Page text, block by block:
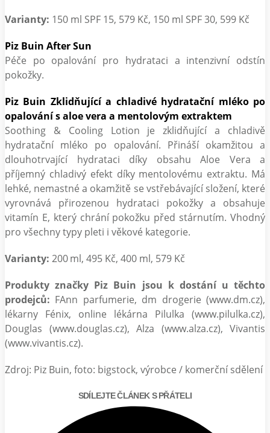
Varianty: 150 ml SPF 15, 579 Kč, 150 ml SPF 30, 599 Kč
Piz Buin After Sun
Péče po opalování pro hydrataci a intenzivní odstín
pokožky.
Piz Buin Zklidňující a chladivé hydratační mléko po
opalování s aloe vera a mentolovým extraktem
Soothing & Cooling Lotion je zklidňující a chladivě
hydratační mléko po opalování. Přináší okamžitou a
dlouhotrvající hydrataci díky obsahu Aloe Vera a
příjemný chladivý efekt díky mentolovému extraktu. Má
lehké, nemastné a okamžitě se vstřebávající složení, které
vyrovnává přirozenou hydrataci pokožky a obsahuje
vitamín E, který chrání pokožku před stárnutím. Vhodný
pro všechny typy pleti i věkové kategorie.
Varianty: 200 ml, 495 Kč, 400 ml, 579 Kč
Produkty značky Piz Buin jsou k dostání u těchto
prodejců: FAnn parfumerie, dm drogerie (www.dm.cz),
lékarny Fénix, online lékárna Pilulka (www.pilulka.cz),
Douglas (www.douglas.cz), Alza (www.alza.cz), Vivantis
(www.vivantis.cz).
Zdroj: Piz Buin, foto: bigstock, výrobce / komerční sdělení
SDÍLEJTE ČLÁNEK S PŘÁTELI